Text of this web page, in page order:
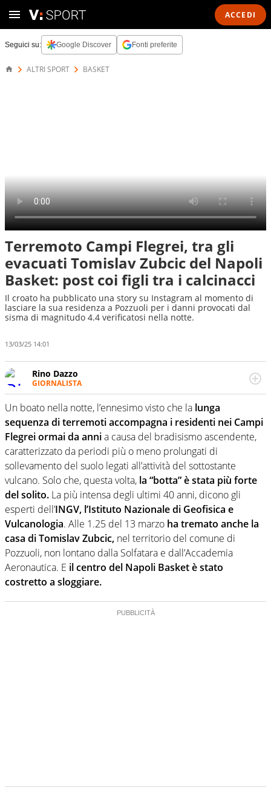
ACCEDI
Seguici su: Google Discover Fonti preferite
ALTRI SPORT BASKET
Terremoto Campi Flegrei, tra gli
evacuati Tomislav Zubcic del Napoli
Basket: post coi figli tra i calcinacci
Il croato ha pubblicato una story su Instagram al momento di
lasciare la sua residenza a Pozzuoli per i danni provocati dal
sisma di magnitudo 4.4 verificatosi nella notte.
13/03/25 14:01
Rino Dazzo
GIORNALISTA
Se mai ci fosse modo di traslare il glossario del calcio in
una nicchia di esperti, lui ne farebbe parte. Non si perde
una svista arbitrale né gli umori social del mondo delle
curve
Un boato nella notte, l’ennesimo visto che la lunga
sequenza di terremoti accompagna i residenti nei Campi
Flegrei ormai da annia causa del bradisismo ascendente,
caratterizzato da periodi più o meno prolungati di
sollevamento del suolo legati all’attività del sottostante
vulcano. Solo che, questa volta, la “botta” è stata più forte
del solito. La più intensa degli ultimi 40 anni, dicono gli
esperti dell’INGV, l’Istituto Nazionale di Geofisica e
Vulcanologia. Alle 1.25 del 13 marzo ha tremato anche la
casa di Tomislav Zubcic, nel territorio del comune di
Pozzuoli, non lontano dalla Solfatara e dall’Accademia
Aeronautica. E il centro del Napoli Basket è stato
costretto a sloggiare.